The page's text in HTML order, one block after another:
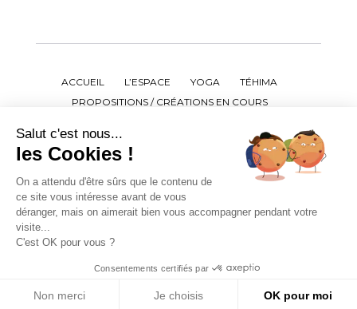
ACCUEIL L’ESPACE YOGA
TÉHIMA
PROPOSITIONS / CRÉATIONS EN COURS
ÉVÈNEMENTS PASSÉS
LARA BRUHL
CONTACT
PRESSE
LIENS UTILES
CRÉDITS MENTIONS LÉGALES
Salut c'est nous...
les Cookies !
On a attendu d'être sûrs que le contenu de
ce site vous intéresse avant de vous
déranger, mais on aimerait bien vous accompagner pendant votre
visite...
C'est OK pour vous ?
Consentements certifiés par
Non merci Je choisis OK pour moi